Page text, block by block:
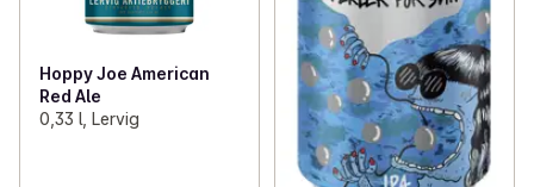
Hoppy Joe American
Red Ale
0,33 l, Lervig